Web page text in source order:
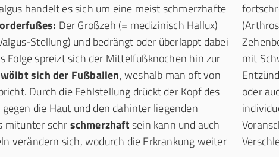
handelt es sich um eine meist schmerzhafte
Der Großzeh (= medizinisch Hallux)
Stellung) und bedrängt oder überlappt dabei
Folge spreizt sich der Mittelfußknochen hin zur
wölbt sich der Fußballen, weshalb man oft von
Durch die Fehlstellung drückt der Kopf des
die Haut und den dahinter liegenden
mitunter sehrschmerzhaft sein kann und auch
verändern sich, wodurch die Erkrankung weiter
mit
oder